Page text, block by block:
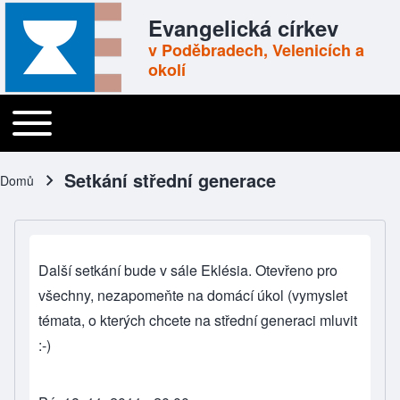
Evangelická církev
v Poděbradech, Velenicích a
okolí
Main navigation
Toggle main menu
Domů Setkání střední generace
Další setkání bude v sále Eklésia. Otevřeno pro
všechny, nezapomeňte na domácí úkol (vymyslet
témata, o kterých chcete na střední generaci mluvit
:-)